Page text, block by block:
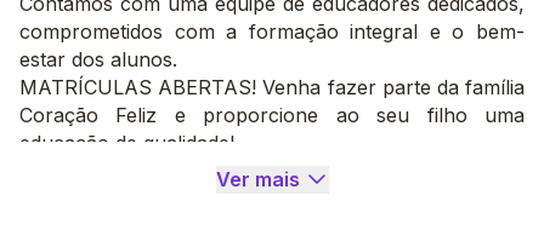
comprometidos com a formação integral e o bem-
estar dos alunos.
MATRÍCULAS ABERTAS! Venha fazer parte da família
Coração Feliz e proporcione ao seu filho uma
educação de qualidade!
Ver mais